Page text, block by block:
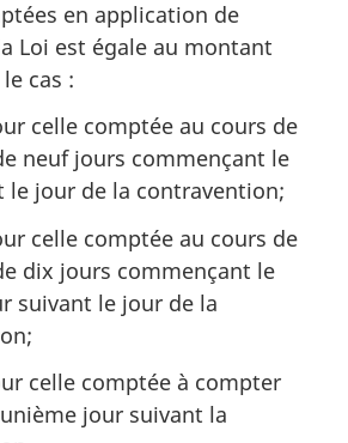
en application de
Loi est égale au montant
cas :
celle comptée au cours de
neuf jours commençant le
le jour de la contravention;
celle comptée au cours de
dix jours commençant le
suivant le jour de la
celle comptée à compter
jour suivant la